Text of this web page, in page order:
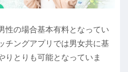
性の場合基本有料となってい
チングアプリでは男女共に基
りとりも可能となっていま